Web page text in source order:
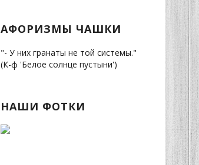
АФОРИЗМЫ ЧАШКИ
"- У них гранаты не той системы."
(К-ф 'Белое солнце пустыни')
НАШИ ФОТКИ